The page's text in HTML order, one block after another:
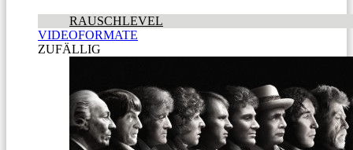
RAUSCHLEVEL
VIDEOFORMATE
ZUFÄLLIG